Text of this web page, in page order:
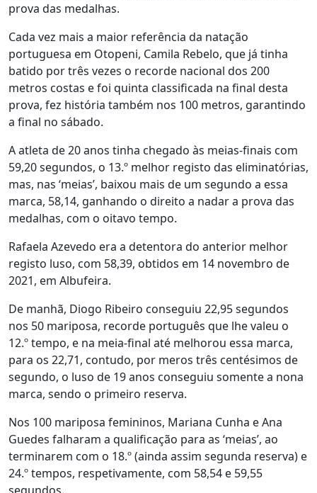
prova das medalhas.
Cada vez mais a maior referência da natação
portuguesa em Otopeni, Camila Rebelo, que já tinha
batido por três vezes o recorde nacional dos 200
metros costas e foi quinta classificada na final desta
prova, fez história também nos 100 metros, garantindo
a final no sábado.
A atleta de 20 anos tinha chegado às meias-finais com
59,20 segundos, o 13.º melhor registo das eliminatórias,
mas, nas ‘meias’, baixou mais de um segundo a essa
marca, 58,14, ganhando o direito a nadar a prova das
medalhas, com o oitavo tempo.
Rafaela Azevedo era a detentora do anterior melhor
registo luso, com 58,39, obtidos em 14 novembro de
2021, em Albufeira.
De manhã, Diogo Ribeiro conseguiu 22,95 segundos
nos 50 mariposa, recorde português que lhe valeu o
12.º tempo, e na meia-final até melhorou essa marca,
para os 22,71, contudo, por meros três centésimos de
segundo, o luso de 19 anos conseguiu somente a nona
marca, sendo o primeiro reserva.
Nos 100 mariposa femininos, Mariana Cunha e Ana
Guedes falharam a qualificação para as ‘meias’, ao
terminarem com o 18.º (ainda assim segunda reserva) e
24.º tempos, respetivamente, com 58,54 e 59,55